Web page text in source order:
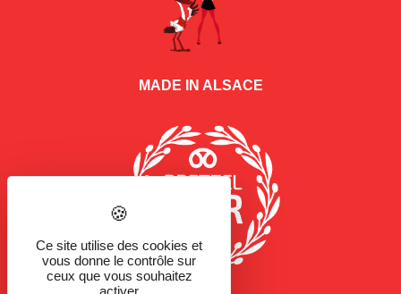
MADE IN ALSACE
Ce site utilise des cookies et
vous donne le contrôle sur
ceux que vous souhaitez
activer